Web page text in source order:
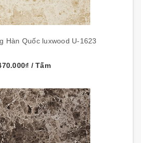
Hàn Quốc luxwood U-1623
/ Tấm